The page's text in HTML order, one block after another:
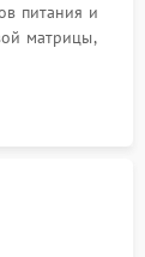
питания и
матрицы,
выверки
оптики и